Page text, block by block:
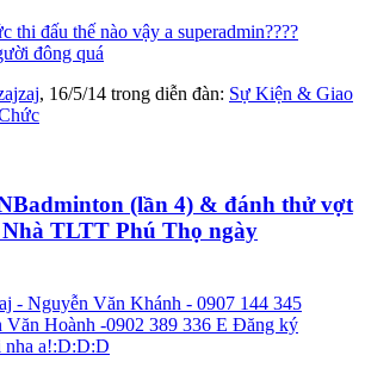
thi đấu thế nào vậy a superadmin????
đông quá
, 16/5/14 trong diễn đàn: Sự Kiện & Giao
(lần 4) & đánh thử vợt
TLTT Phú Thọ ngày
- Nguyễn Văn Khánh - 0907 144 345
Văn Hoành -0902 389 336 E Đăng ký
nha a!:D:D:D